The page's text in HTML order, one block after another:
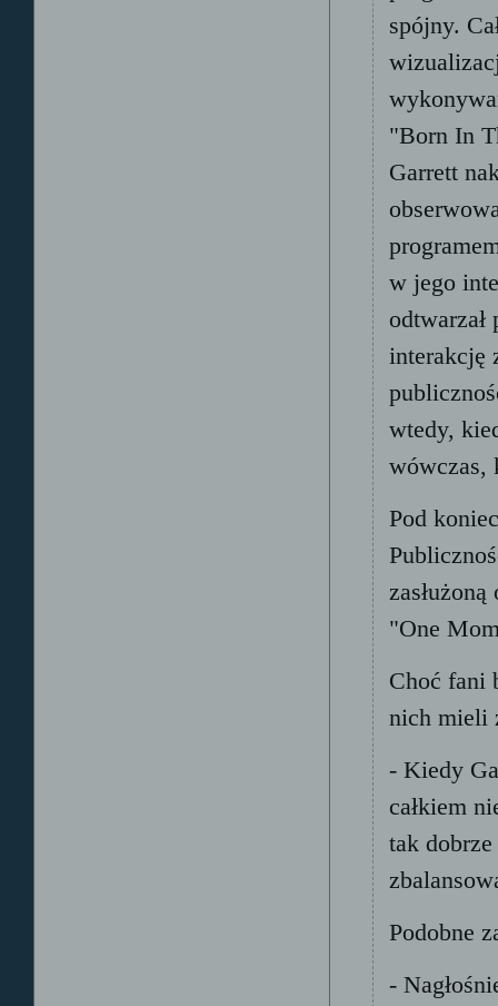
spójny.
"Born In
Garrett
w jego
interakcję
wtedy,
wówczas,
Pod
"One
Choć fani
nich mieli
- Kiedy
całkiem
tak
Podobne
-